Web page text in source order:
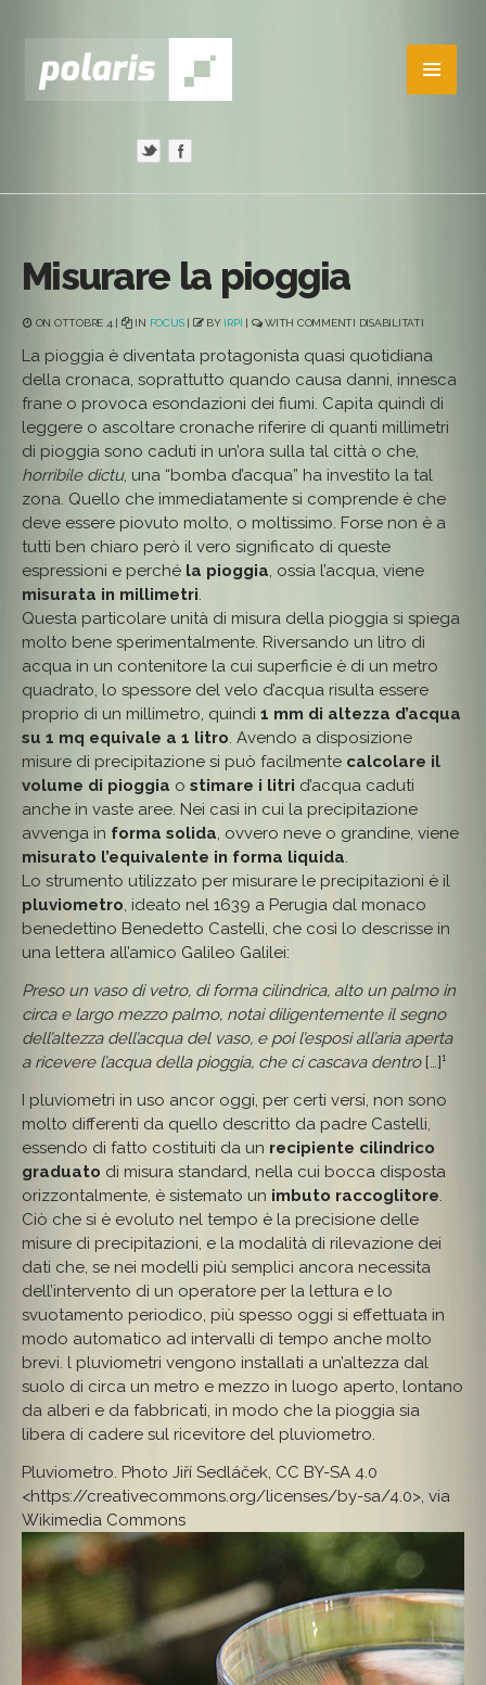
Misurare la pioggia
ON OTTOBRE 4 | IN FOCUS| BY IRPI | WITH COMMENTI DISABILITATISU
PIOGGIA
La pioggia è diventata protagonista quasi quotidiana
della cronaca, soprattutto quando causa danni, innesca
frane o provoca esondazioni dei fiumi. Capita quindi di
leggere o ascoltare cronache riferire di quanti millimetri
di pioggia sono caduti in un’ora sulla tal città o che,
horribile dictu, una “bomba d’acqua” ha investito la tal
zona. Quello che immediatamente si comprende è che
deve essere piovuto molto, o moltissimo. Forse non è a
tutti ben chiaro però il vero significato di queste
espressioni e perché la pioggia, ossia l’acqua, viene
misurata in millimetri.
Questa particolare unità di misura della pioggia si spiega
molto bene sperimentalmente. Riversando un litro di
acqua in un contenitore la cui superficie è di un metro
quadrato, lo spessore del velo d’acqua risulta essere
proprio di un millimetro, quindi 1 mm di altezza d’acqua
su 1 mq equivale a 1 litro. Avendo a disposizione
misure di precipitazione si può facilmente calcolare il
volume di pioggia o stimare i litri d’acqua caduti
anche in vaste aree. Nei casi in cui la precipitazione
avvenga in forma solida, ovvero neve o grandine, viene
misurato l’equivalente in forma liquida.
Lo strumento utilizzato per misurare le precipitazioni è il
pluviometro, ideato nel 1639 a Perugia dal monaco
benedettino Benedetto Castelli, che così lo descrisse in
una lettera all’amico Galileo Galilei:
Preso un vaso di vetro, di forma cilindrica, alto un palmo in
circa e largo mezzo palmo, notai diligentemente il segno
dell’altezza dell’acqua del vaso, e poi l’esposi all’aria aperta
a ricevere l’acqua della pioggia, che ci cascava dentro[…]¹
I pluviometri in uso ancor oggi, per certi versi, non sono
molto differenti da quello descritto da padre Castelli,
essendo di fatto costituiti da un recipiente cilindrico
graduato di misura standard, nella cui bocca disposta
orizzontalmente, è sistemato un imbuto raccoglitore.
Ciò che si è evoluto nel tempo è la precisione delle
misure di precipitazioni, e la modalità di rilevazione dei
dati che, se nei modelli più semplici ancora necessita
dell’intervento di un operatore per la lettura e lo
svuotamento periodico, più spesso oggi si effettuata in
modo automatico ad intervalli di tempo anche molto
brevi. l pluviometri vengono installati a un’altezza dal
suolo di circa un metro e mezzo in luogo aperto, lontano
da alberi e da fabbricati, in modo che la pioggia sia
libera di cadere sul ricevitore del pluviometro.
Pluviometro. Photo Jiří Sedláček, CC BY-SA 4.0
<https://creativecommons.org/licenses/by-sa/4.0>, via
Wikimedia Commons